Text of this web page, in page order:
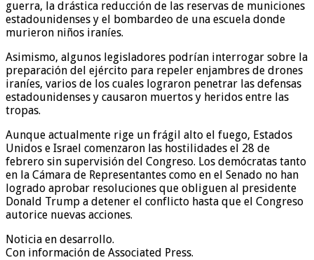
guerra, la drástica reducción de las reservas de municiones
estadounidenses y el bombardeo de una escuela donde
murieron niños iraníes.
Asimismo, algunos legisladores podrían interrogar sobre la
preparación del ejército para repeler enjambres de drones
iraníes, varios de los cuales lograron penetrar las defensas
estadounidenses y causaron muertos y heridos entre las
tropas.
Aunque actualmente rige un frágil alto el fuego, Estados
Unidos e Israel comenzaron las hostilidades el 28 de
febrero sin supervisión del Congreso. Los demócratas tanto
en la Cámara de Representantes como en el Senado no han
logrado aprobar resoluciones que obliguen al presidente
Donald Trump a detener el conflicto hasta que el Congreso
autorice nuevas acciones.
Noticia en desarrollo.
Con información de Associated Press.